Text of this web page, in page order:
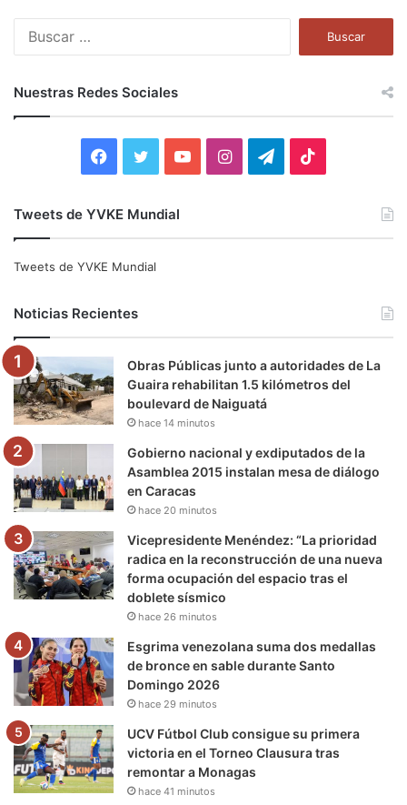
:
Nuestras Redes Sociales
e
o
o
k
t
e
r
b
e
I
g
r
a
m
r
a
k
Tweets de YVKE Mundial
Tweets de YVKE Mundial
Noticias Recientes
Obras Públicas junto a autoridades de La
Guaira rehabilitan 1.5 kilómetros del
boulevard de Naiguatá
hace 14 minutos
Gobierno nacional y exdiputados de la
Asamblea 2015 instalan mesa de diálogo
en Caracas
hace 20 minutos
Vicepresidente Menéndez: “La prioridad
radica en la reconstrucción de una nueva
forma ocupación del espacio tras el
doblete sísmico
hace 26 minutos
Esgrima venezolana suma dos medallas
de bronce en sable durante Santo
Domingo 2026
hace 29 minutos
UCV Fútbol Club consigue su primera
victoria en el Torneo Clausura tras
remontar a Monagas
hace 41 minutos